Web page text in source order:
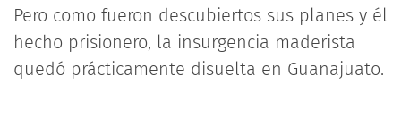
Pero como fueron descubiertos sus planes y él
hecho prisionero, la insurgencia maderista
quedó prácticamente disuelta en Guanajuato.